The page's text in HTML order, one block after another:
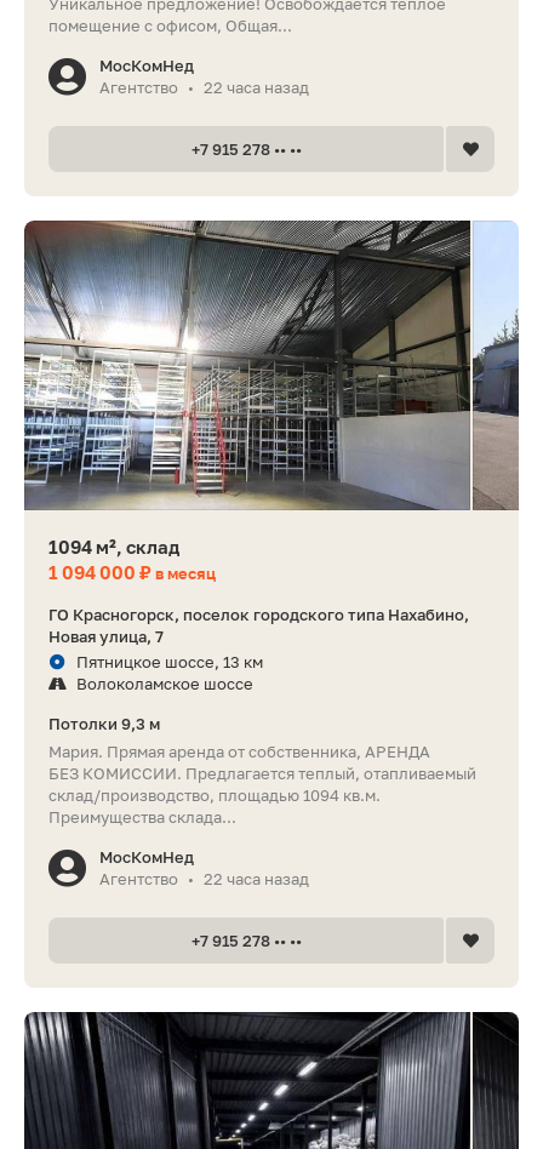
помещение с офисом, Общая...
МосКомНед
Агентство
• 22 часа назад
+7 915 278 •• ••
1094 м², склад
1 094 000 ₽в месяц
ГО Красногорск, поселок городского типа Нахабино,
Новая улица, 7
Пятницкое шоссе, 13 км
Волоколамское шоссе
Потолки 9,3 м
Мария. Прямая аренда от собственника, АРЕНДА
БЕЗ КОМИССИИ. Предлагается теплый, отапливаемый
склад/производство, площадью 1094 кв.м.
Преимущества склада...
МосКомНед
Агентство
• 22 часа назад
+7 915 278 •• ••